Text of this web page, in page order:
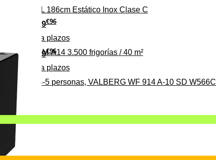
279€96
Pago a plazos
para 4-5 personas, VALBERG WF 914 A-10 SD W566C
315 C 315L 186cm Estático Inox Clase C
369€96
Pago a plazos
CLIM-A14 3.500 frigorías / 40 m²